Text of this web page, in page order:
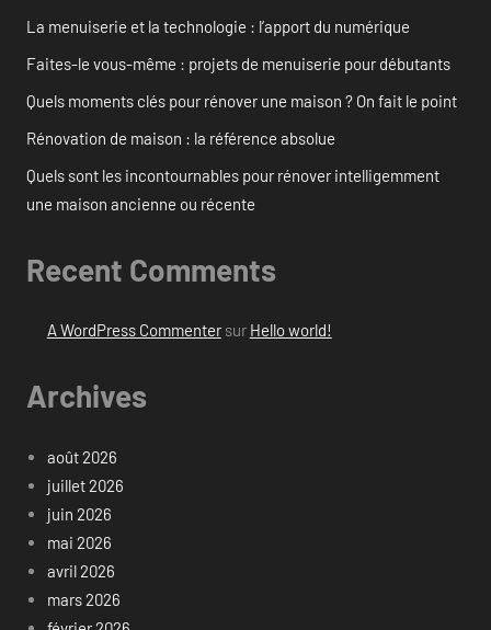
La menuiserie et la technologie : l’apport du numérique
Faites-le vous-même : projets de menuiserie pour débutants
Quels moments clés pour rénover une maison ? On fait le point
Rénovation de maison : la référence absolue
Quels sont les incontournables pour rénover intelligemment
une maison ancienne ou récente
Recent Comments
A WordPress Commentersur Hello world!
Archives
août 2026
juillet 2026
juin 2026
mai 2026
avril 2026
mars 2026